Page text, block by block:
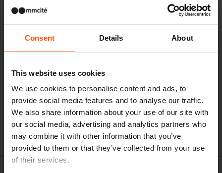
Consent Details About
This website uses cookies
We use cookies to personalise content and ads, to
provide social media features and to analyse our traffic.
We also share information about your use of our site with
our social media, advertising and analytics partners who
may combine it with other information that you’ve
provided to them or that they’ve collected from your use
of their services.
Posacenere
struttura d’acciaio o acciaio inox con spegni-sigaretta, dispenser per
sacchetti integrato, 6l
CSP120